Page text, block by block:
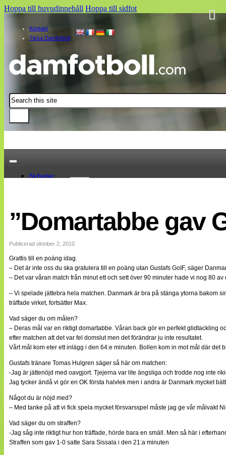
Hoppa till huvudinnehåll Hoppa till sidfot
Kontakt
Tipsa Damfotboll
Sök
Nyheter
EM 2013
Internationellt
Bildreportage
Bloggar
Lagen
Webb-TV
Medlemsbilder
Till klubbkassan
NÄTverket
Split vision
Om oss
Annonsera
Statistik
Tipsa Damfotboll
Kontakt
”Domartabbe gav
Publicerad oktober 2, 2010
Grattis till en poäng idag.
– Det är inte oss du ska gratulera till en poäng utan Gustafs GoIF, säger
– Det var våran match från minut ett och sett över 90 minuter hade vi nog 80 av
– Vi spelade jättebra hela matchen. Danmark är bra på stänga ytorna bakom
träffade virket, fortsätter Max.
Vad säger du om målen?
– Deras mål var en riktigt domartabbe. Våran back gör en perfekt glidtackling
efter matchen att det var fel domslut men det förändrar ju inte resultatet.
Vårt mål kom eter ett inlägg i den 64:e minuten. Bollen kom in mot mål där
Gustafs tränare Tomas Hulgren säger så här om matchen:
-Jag är jättenöjd med oavgjort. Tjejerna var lite ängsliga och trodde nog inte
Jag tycker ändå vi gör en OK första halvlek men i andra är Danmark mycket
Något du är nöjd med?
– Med tanke på att vi fick spela mycket försvarsspel måste jag ge vår målvakt
Vad säger du om straffen?
-Jag såg inte riktigt hur hon träffade, hörde bara en smäll. Men så här i
Straffen som gav 1-0 satte Sara Sissala i den 21:a minuten